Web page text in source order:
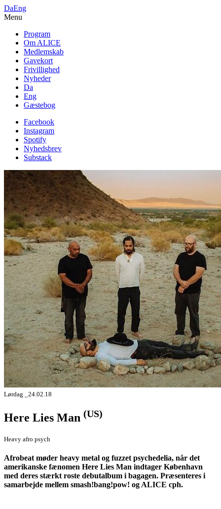
DaEng
Menu
Program
Om ALICE
Medlemskab
Gavekort
Frivillighed
Nyheder
Da
Eng
Gæstebog
Facebook
Instagram
Spotify
Nyhedsbrev
Substack
Lørdag _24.02.18
Here Lies Man (US)
Heavy afro psych
Afrobeat møder heavy metal og fuzzet psychedelia, når det
amerikanske fænomen Here Lies Man indtager København
med deres stærkt roste debutalbum i bagagen. Præsenteres i
samarbejde mellem smash!bang!pow! og ALICE cph.